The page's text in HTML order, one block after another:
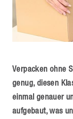
Verpacken ohne
genug, diesen
einmal genauer
aufgebaut, was